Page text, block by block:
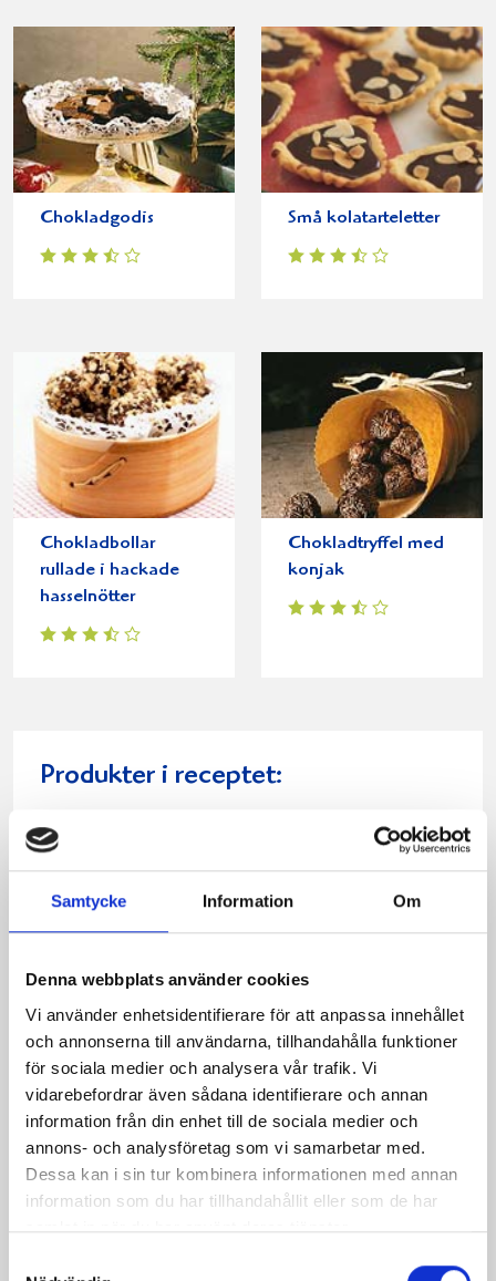
Samtycke Information Om
Denna webbplats använder cookies
Vi använder enhetsidentifierare för att anpassa innehållet
och annonserna till användarna, tillhandahålla funktioner
för sociala medier och analysera vår trafik. Vi
vidarebefordrar även sådana identifierare och annan
information från din enhet till de sociala medier och
annons- och analysföretag som vi samarbetar med.
Dessa kan i sin tur kombinera informationen med annan
information som du har tillhandahållit eller som de har
samlat in när du har använt deras tjänster.
Chokladgodis Små kolatarteletter
Chokladbollar
rullade i hackade
hasselnötter
Chokladtryffel med
konjak
Produkter i receptet:
Mellanmjölk
1,5% laktosfri 3dl
Jordgubbsfil 2,7%
1000g